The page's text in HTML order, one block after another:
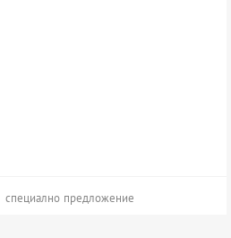
специално предложение